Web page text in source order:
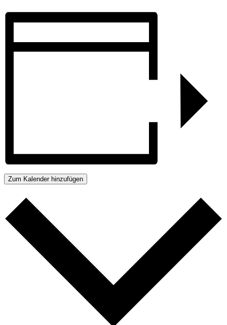
Zum Kalender hinzufügen